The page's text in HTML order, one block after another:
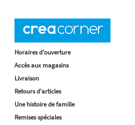
Horaires d'ouverture
Accès aux magasins
Livraison
Retours d'articles
Une histoire de famille
Remises spéciales